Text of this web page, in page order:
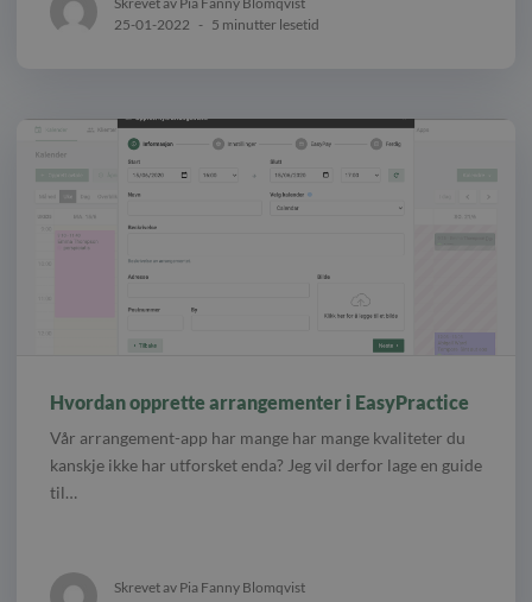
25-01-2022 - 5 minutter lesetid
Hvordan opprette arrangementer i EasyPractice
Vår arrangement-app har mange har mange kvaliteter du
kanskje ikke har utforsket enda? Jeg vil derfor lage en guide
til…
Skrevet av Pia Fanny Blomqvist